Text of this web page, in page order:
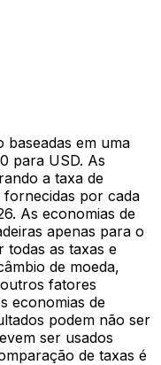
baseadas em uma
para USD. As
a taxa de
fornecidas por cada
As economias de
apenas para o
todas as taxas e
de moeda,
fatores
economias de
podem não ser
ser usados
de taxas é